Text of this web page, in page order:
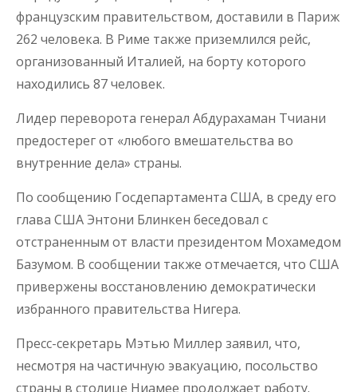
французским правительством, доставили в Париж
262 человека. В Риме также приземлился рейс,
организованный Италией, на борту которого
находились 87 человек.
Лидер переворота генерал Абдурахаман Тчиани
предостерег от «любого вмешательства во
внутренние дела» страны.
По сообщению Госдепартамента США, в среду его
глава США Энтони Блинкен беседовал с
отстраненным от власти президентом Мохамедом
Базумом. В сообщении также отмечается, что США
привержены восстановлению демократически
избранного правительства Нигера.
Пресс-секретарь Мэтью Миллер заявил, что,
несмотря на частичную эвакуацию, посольство
страны в столице Ниамее продолжает работу.